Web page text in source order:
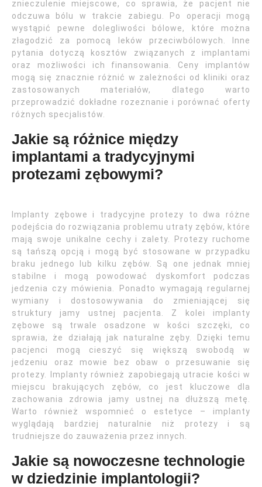
znieczulenie miejscowe, co sprawia, że pacjent nie
odczuwa bólu w trakcie zabiegu. Po operacji mogą
wystąpić pewne dolegliwości bólowe, które można
złagodzić za pomocą leków przeciwbólowych. Inne
pytania dotyczą kosztów związanych z implantami
oraz możliwości ich finansowania. Ceny implantów
mogą się znacznie różnić w zależności od kliniki oraz
zastosowanych materiałów, dlatego warto
przeprowadzić dokładne rozeznanie i porównać oferty
różnych specjalistów.
Jakie są różnice między
implantami a tradycyjnymi
protezami zębowymi?
Implanty zębowe i tradycyjne protezy to dwa różne
podejścia do rozwiązania problemu utraty zębów, które
mają swoje unikalne cechy i zalety. Protezy ruchome
są tańszą opcją i mogą być stosowane w przypadku
braku jednego lub kilku zębów. Są one jednak mniej
stabilne i mogą powodować dyskomfort podczas
jedzenia czy mówienia. Ponadto wymagają regularnej
wymiany i dostosowywania do zmieniającej się
struktury jamy ustnej pacjenta. Z kolei implanty
zębowe są trwale osadzone w kości szczęki, co
sprawia, że działają jak naturalne zęby. Dzięki temu
pacjenci mogą cieszyć się większą swobodą w
jedzeniu oraz mowie bez obaw o przesuwanie się
protezy. Implanty również zapobiegają utracie kości w
miejscu brakujących zębów, co jest kluczowe dla
zachowania zdrowia jamy ustnej na dłuższą metę.
Warto również wspomnieć o estetyce – implanty
wyglądają bardziej naturalnie niż protezy i są
trudniejsze do zauważenia przez innych.
Jakie są nowoczesne technologie
w dziedzinie implantologii?